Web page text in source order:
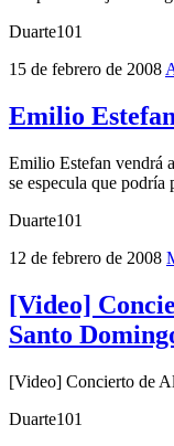
Duarte101
15 de febrero de 2008
Emilio
Emilio Estefan vendrá
se especula que
Duarte101
12 de febrero de 2008
[Video]
Santo
[Video] Concierto de
Duarte101